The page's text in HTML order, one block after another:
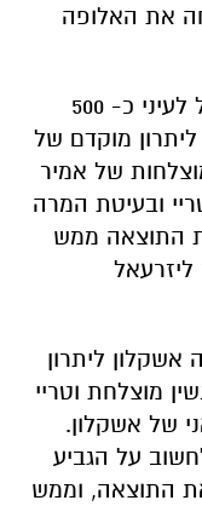
את האלופה
משחק הגמר נערך בקיבוץ יזרעאל לעיני כ- 500
מוקדם של
של אמיר
ובעיטת המרה
התוצאה ממש
לפני סיום המחצית הראשונה 7:9 ליזרעאל
ליתרון
מוצלחת וטריי
של אשקלון.
על הגביע
התוצאה, וממש